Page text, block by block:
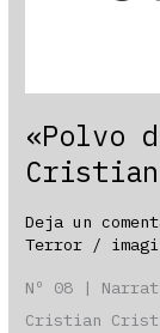
«Polvo
Deja un
Terror /
Nº 08 |
Cristian